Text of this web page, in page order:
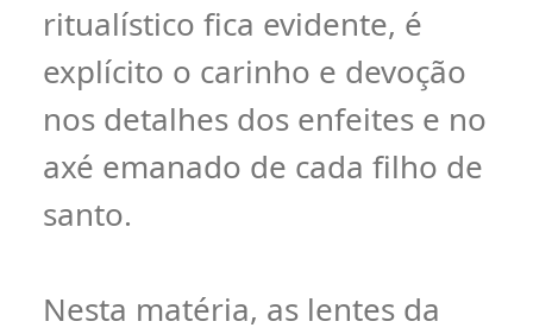
ritualístico fica evidente, é
explícito o carinho e devoção
nos detalhes dos enfeites e no
axé emanado de cada filho de
santo.
Nesta matéria, as lentes da